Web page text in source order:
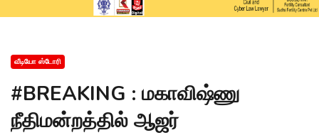
வீடியோ ஸ்டோரி
#BREAKING : மகாவிஷ்ணு
நீதிமன்றத்தில் ஆஜர்